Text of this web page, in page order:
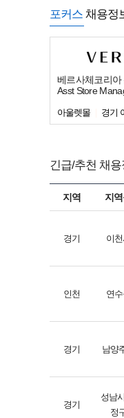
포커스 채용정
베르사체코리
Asst Store
아울렛몰 경기
긴급/추천 채
지역 지
경기 이천
인천 연
경기 남양
경기
성남
정